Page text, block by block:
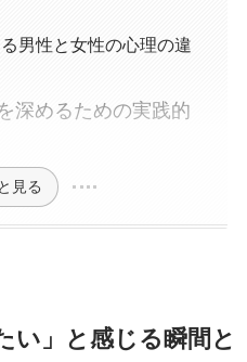
男性と女性の心理の違
深めるための実践的
見る
い」と感じる瞬間と